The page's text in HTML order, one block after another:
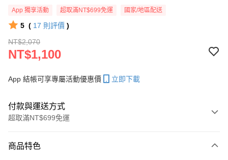
App 獨享活動 超取滿NT$699免運 國家/地區配送
5 ( 17 則評價 )
NT$2,070
NT$1,100
App 結帳可享專屬活動優惠價 立即下載
付款與運送方式
超取滿NT$699免運
信用卡一次付款
商品特色